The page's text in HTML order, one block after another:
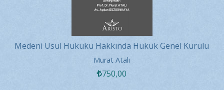
Medeni Usul Hukuku Hakkında Hukuk Genel Kurulu
Kararları 2021
Murat Atalı
750,00